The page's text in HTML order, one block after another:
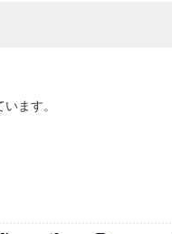
ます。